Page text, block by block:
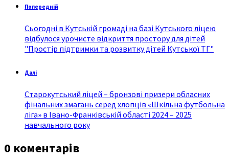
Попередній
Сьогодні в Кутській громаді на базі Кутського ліцею
відбулося урочисте відкриття простору для дітей
"Простір підтримки та розвитку дітей Кутської ТГ"
Далі
Старокутський ліцей – бронзові призери обласних
фінальних змагань серед хлопців «Шкільна футбольна
ліга» в Івано-Франківській області 2024 – 2025
навчального року
0 коментарів